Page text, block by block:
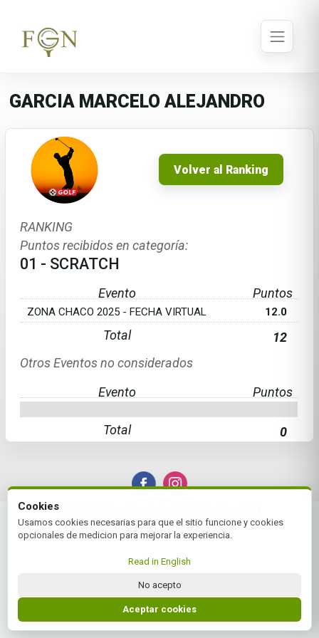
GARCIA MARCELO ALEJANDRO
Volver al Ranking
RANKING
Puntos recibidos en categoría:
01 - SCRATCH
Evento Puntos
ZONA CHACO 2025 - FECHA VIRTUAL 12.0
Total
12
Otros Eventos no considerados
Evento
Puntos
Total 0
© 2026 Federación de Golf NEA | by Plus+Golf
Website powered by Plus+Golf
Cookies
Usamos cookies necesarias para que el sitio funcione y cookies
opcionales de medicion para mejorar la experiencia.
Read in English
No acepto
Aceptar cookies